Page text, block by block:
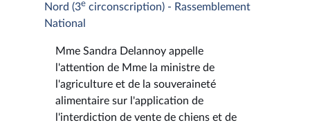
Nord (3e circonscription) - Rassemblement
National
Mme Sandra Delannoy appelle
l'attention de Mme la ministre de
l'agriculture et de la souveraineté
alimentaire sur l'application de
l'interdiction de vente de chiens et de